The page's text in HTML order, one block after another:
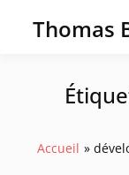
Thomas
Accueil